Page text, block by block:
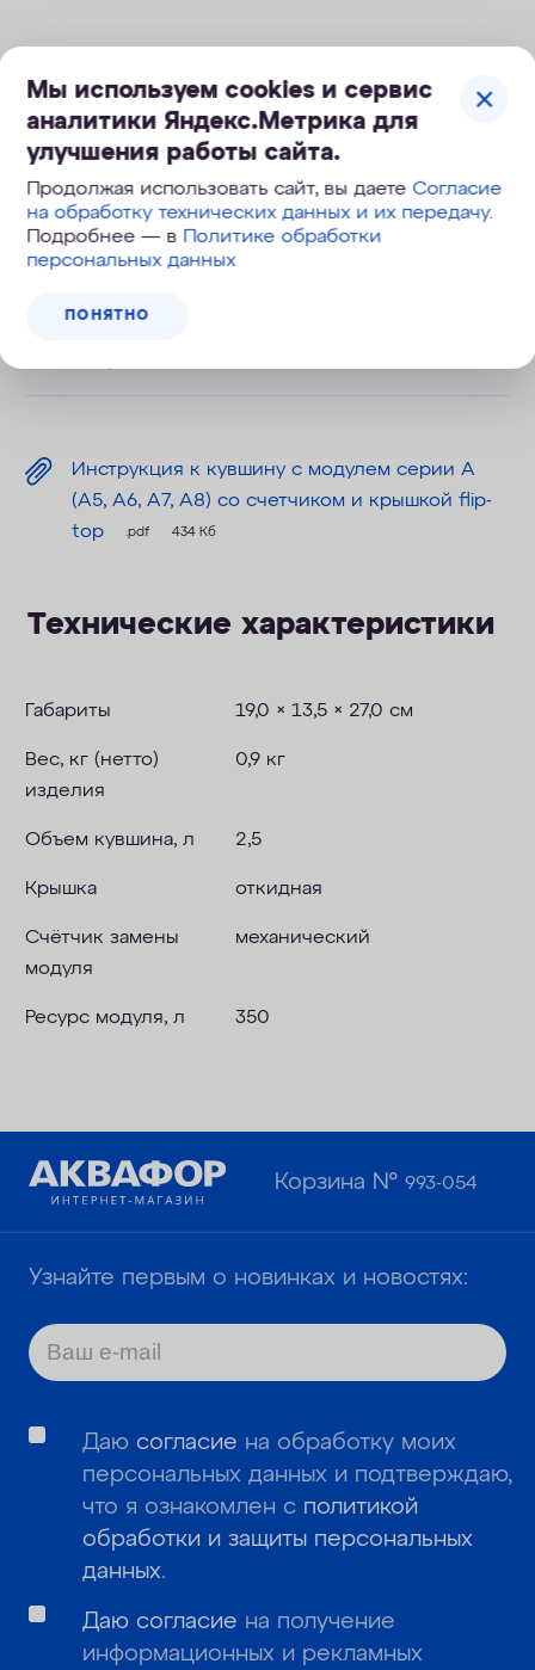
Можно мыть в посудомоечной
машине
Устойчив к опрокидыванию
350 литров чистой воды,
Инструкция к кувшину с модулем серии А
(А5, А6, А7, А8) со счетчиком и крышкой flip-
top
.pdf 434 Кб
Технические характеристики
Габариты 19,0 × 13,5 × 27,0 см
Вес, кг (нетто)
изделия
0,9 кг
Объем кувшина, л 2,5
Крышка откидная
Счётчик замены
модуля
механический
Ресурс модуля, л 350
Мы используем cookies и сервис
аналитики Яндекс.Метрика для
улучшения работы сайта.
Продолжая использовать сайт, вы даетеСогласие
на обработку технических данных и их передачу.
Подробнее — в Политике обработки
персональных данных
ПОНЯТНО
Корзина №993-054
Узнайте первым о новинках и новостях:
Даю согласие на обработку моих
персональных данных и подтверждаю,
что я ознакомлен с политикой
обработки и защиты персональных
данных.
Даю согласие на получение
информационных и рекламных